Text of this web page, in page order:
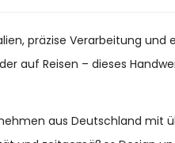
präzise Verarbeitung und
auf Reisen – dieses
aus Deutschland mit